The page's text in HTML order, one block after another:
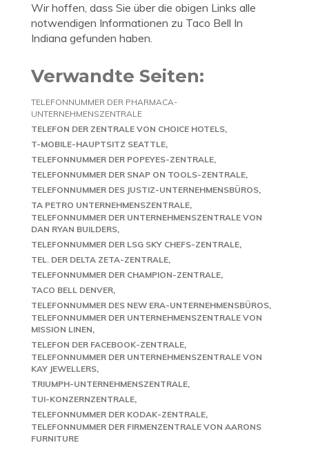
Wir hoffen, dass Sie über die obigen Links alle
notwendigen Informationen zu Taco Bell In
Indiana gefunden haben.
Verwandte Seiten:
TELEFONNUMMER DER PHARMACA-
UNTERNEHMENSZENTRALE
TELEFON DER ZENTRALE VON CHOICE HOTELS
T-MOBILE-HAUPTSITZ SEATTLE
TELEFONNUMMER DER POPEYES-ZENTRALE
TELEFONNUMMER DER SNAP ON TOOLS-ZENTRALE
TELEFONNUMMER DES JUSTIZ-UNTERNEHMENSBÜROS
TA PETRO UNTERNEHMENSZENTRALE
TELEFONNUMMER DER UNTERNEHMENSZENTRALE VON
DAN RYAN BUILDERS
TELEFONNUMMER DER LSG SKY CHEFS-ZENTRALE
TEL. DER DELTA ZETA-ZENTRALE
TELEFONNUMMER DER CHAMPION-ZENTRALE
TACO BELL DENVER
TELEFONNUMMER DES NEW ERA-UNTERNEHMENSBÜROS
TELEFONNUMMER DER UNTERNEHMENSZENTRALE VON
MISSION LINEN
TELEFON DER FACEBOOK-ZENTRALE
TELEFONNUMMER DER UNTERNEHMENSZENTRALE VON
KAY JEWELLERS
TRIUMPH-UNTERNEHMENSZENTRALE
TUI-KONZERNZENTRALE
TELEFONNUMMER DER KODAK-ZENTRALE
TELEFONNUMMER DER FIRMENZENTRALE VON AARONS
FURNITURE